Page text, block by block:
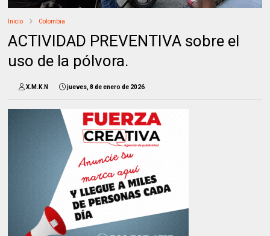
Inicio Colombia
ACTIVIDAD PREVENTIVA sobre el
uso de la pólvora.
X.M.K.N jueves, 8 de enero de 2026